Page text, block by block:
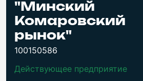
"Минский
Комаровский
рынок"
100150586
Действующее предприятие